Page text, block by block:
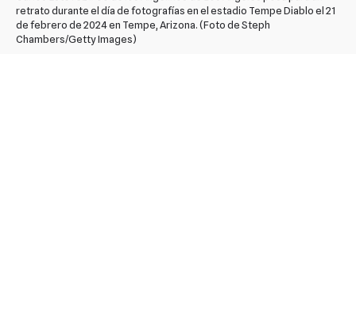
retrato durante el día de fotografías en el estadio Tempe Diablo el 21
de febrero de 2024 en Tempe, Arizona. (Foto de Steph
Chambers/Getty Images)